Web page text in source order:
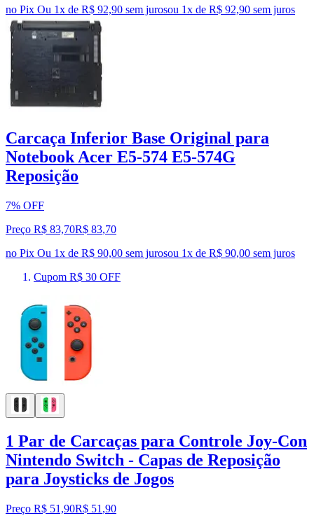
no Pix Ou 1x de R$ 92,90 sem jurosou 1x de R$ 92,90 sem juros
Carcaça Inferior Base Original para
Notebook Acer E5-574 E5-574G
Reposição
7% OFF
Preço R$ 83,70R$ 83,70
no Pix Ou 1x de R$ 90,00 sem jurosou 1x de R$ 90,00 sem juros
Cupom R$ 30 OFF
1 Par de Carcaças para Controle Joy-Con
Nintendo Switch - Capas de Reposição
para Joysticks de Jogos
Preço R$ 51,90R$ 51 ,90